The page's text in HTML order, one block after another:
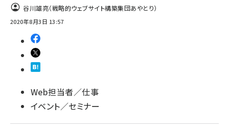
谷川雄亮（戦略的ウェブサイト構築集団あやとり）
2020年8月3日 13:57
Web担当者／仕事
イベント／セミナー